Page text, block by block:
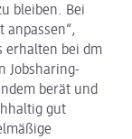
bleiben. Bei
anpassen“,
erhalten bei dm
Jobsharing-
berät und
gut